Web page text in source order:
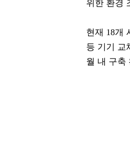
위한 환경
현재 18개
등 기기 교
월 내 구축